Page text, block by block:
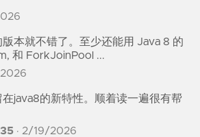
本就不错了。至少还能用 Java 8 的
和 ForkJoinPool ...
java8的新特性。顺着读一遍很有帮
· 2/19/2026